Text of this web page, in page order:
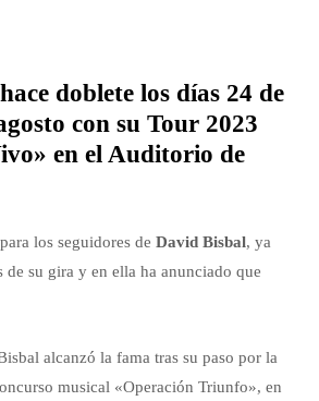
doblete los días 24 de
con su Tour 2023
en el Auditorio de
los seguidores deDavid Bisbal, ya
de su gira y en ella ha anunciado que
alcanzó la fama tras su paso por la
musical «Operación Triunfo», en